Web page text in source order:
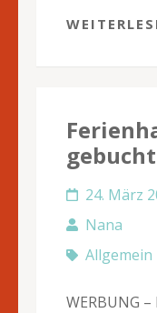
24. März
Nana
Allgemein
WERBUNG